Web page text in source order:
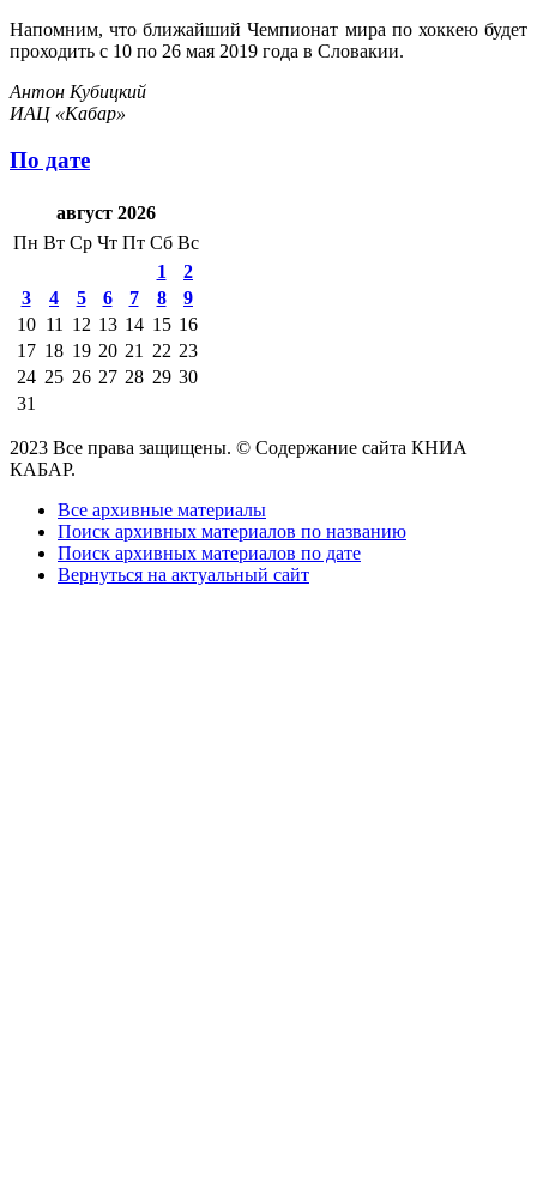
Напомним, что ближайший Чемпионат мира по хоккею будет
проходить с 10 по 26 мая 2019 года в Словакии.
Антон Кубицкий
ИАЦ «Кабар»
По дате
август 2026
Пн Вт Ср Чт Пт Сб Вс
1
2
3
4 5 6 7 8
9
10 11 12 13 14 15 16
17 18 19 20 21 22 23
24 25 26 27 28 29 30
31
2023 Все права защищены. © Содержание сайта КНИА
КАБАР.
Все архивные материалы
Поиск архивных материалов по названию
Поиск архивных материалов по дате
Вернуться на актуальный сайт